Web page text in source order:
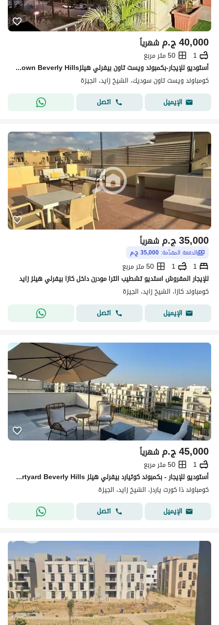
ج.م40,000 شهرياً
1
50 متر مربع
أستوديو للإيجار-بكمبوند ويست تاون بيفرلي هيلزWestown Beverly Hills-الشيخ زايد-يقع على طريق وصلة دهشورالرئيسي-على بُعد دقائق من محور26 يوليو
كومباوند ويست تاون سوديك، الشيخ زايد، الجيزة
الإيميل
اتصل
ج.م35,000 شهرياً
الدفعة المقدّمة: 35,000 ج.م
1
1
50 متر مربع
للإيجار المفروش استديو تشطيب الترا مودرن داخل كازا بيفرلي هيلز زايد
كومباوند كازا، الشيخ زايد، الجيزة
الإيميل
اتصل
ج.م45,000 شهرياً
1
50 متر مربع
أستوديو للإيجار - بكمبوند كوتيارد بيفرلي هيلز courtyard Beverly Hills– الشيخ زايد-على بُعد دقائق من محور 26 يوليو بالقرب من نادي الصيد ومول العرب
كومباوند ذا كورت ياردز، الشيخ زايد، الجيزة
الإيميل
اتصل